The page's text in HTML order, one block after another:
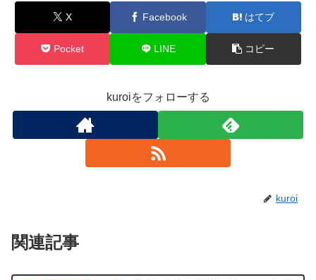
X Facebook はてブ
Pocket LINE コピー
kuroiをフォローする
kuroi
関連記事